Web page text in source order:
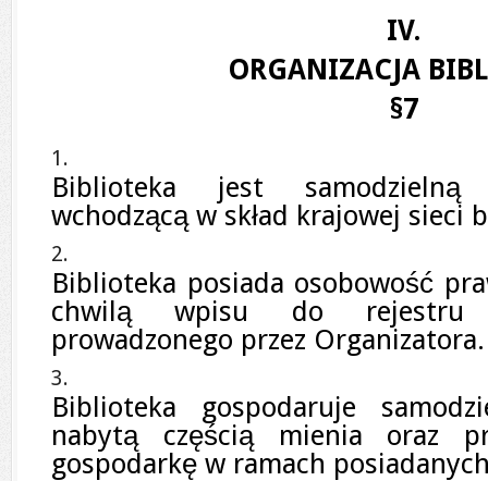
IV.
ORGANIZACJA
§7
Biblioteka jest
wchodzącą w skład krajowej sieci
Biblioteka posiada osobowość
chwilą wpisu do rejestru
prowadzonego przez Organizatora.
Biblioteka gospodaruje
nabytą częścią mienia oraz
gospodarkę w ramach